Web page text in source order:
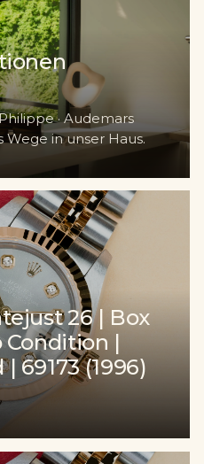
· Audemars
Wege in unser Haus.
26 | Box
Condition |
69173 (1996)